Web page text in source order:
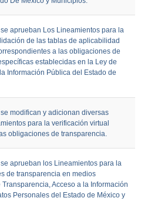
aprueban Los Lineamientos para la
de las tablas de aplicabilidad
a las obligaciones de
establecidas en la Ley de
Información Pública del Estado de
modifican y adicionan diversas
para la verificación virtual
obligaciones de transparencia.
aprueban los Lineamientos para la
de transparencia en medios
Acceso a la Información
Personales del Estado de México y